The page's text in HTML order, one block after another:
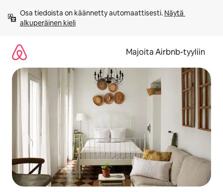
sisältö
väliin
Osa tiedoista on käännetty automaattisesti. Näytä
alkuperäinen kieli
Majoita Airbnb-tyyliin